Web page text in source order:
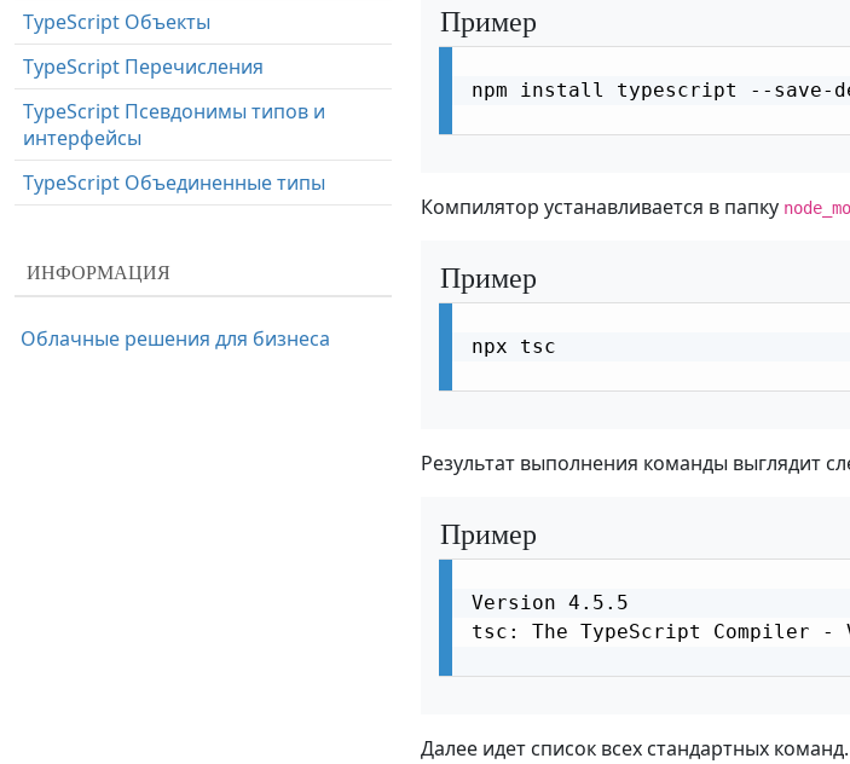
Пример
npm install typescript --save-
Компилятор устанавливается в папку
Пример
npx tsc
Результат выполнения команды выглядит
Пример
Version 4.5.5
tsc: The TypeScript Compiler -
Далее идет список всех стандартных команд.
TypeScript Объекты
TypeScript Перечисления
TypeScript Псевдонимы типов и
интерфейсы
TypeScript Объединенные типы
TypeScript Переопределение типов
ИНФОРМАЦИЯ
Облачные решения для бизнеса